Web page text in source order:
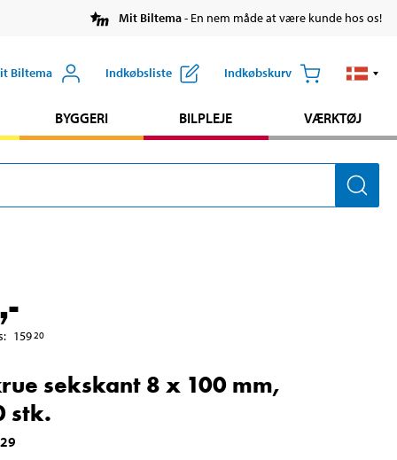
Mit Biltema- En nem måde at være kunde hos os!
Biltema Indkøbsliste Indkøbskurv
BYGGERI BILPLEJE VÆRKTØJ
,-
: 159 20
sekskant 8 x 100 mm,
stk.